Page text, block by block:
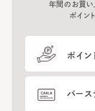
年間のお買い
ポイン
ポイ
バース